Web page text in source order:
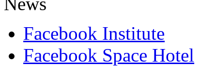
Facebook Institute
Facebook Space Hotel